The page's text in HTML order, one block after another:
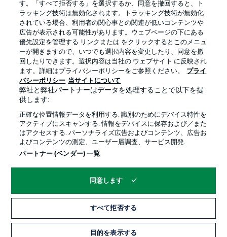
プライバシー・ポリシー 優先設定を管理する
利用条件 放送局
求人 選手
当サイトについて
© 2026 Bundesliga-Gruppe GmbH
言語をお選びください
Display Mode
す。「すべて拒否する」を選択するか、同意を撤回すると、ト
ラッキング技術は無効化されます。トラッキング技術が無効化
されている場合、利用者の関心事との関連が低いコンテンツや
広告が表示される可能性があります。ウェブページの下にある
優先設定を管理する リンクまたは をクリックするとこのメニュ
ーが開きますので、いつでも選択内容を変更したり、同意を撤
回したりできます。選択内容は当社の ウェブサイト に反映され
ます。詳細はプライバシーポリシーをご参照ください。
プライ
バシーポリシー 当サイトについて
弊社と弊社パートナーはデータを処理することで以下を提
供します:
正確な位置情報データを利用する. 識別のためにデバイス特性を
アクティブにスキャンする. 情報をデバイスに保存および／また
はアクセスする. パーソナライズ広告およびコンテンツ、広告お
よびコンテンツの測定、ユーザー層調査、サービス開発.
パートナー (ベンダー) 一覧
同意します
すべて拒否する
目的を表示する